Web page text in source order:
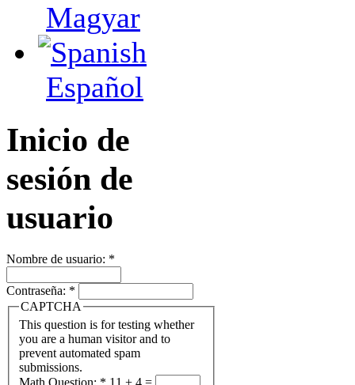
Magyar
Español
Inicio de
sesión de
usuario
Nombre de usuario: *
Contraseña: *
CAPTCHA
This question is for testing whether
you are a human visitor and to
prevent automated spam
submissions.